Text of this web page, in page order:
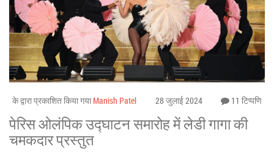
के द्वारा प्रकाशित किया गया Manish Patel 28 जुलाई 2024 11 टिप्पणि
पेरिस ओलंपिक उद्घाटन समारोह में लेडी गागा की
चमकदार प्रस्तुत